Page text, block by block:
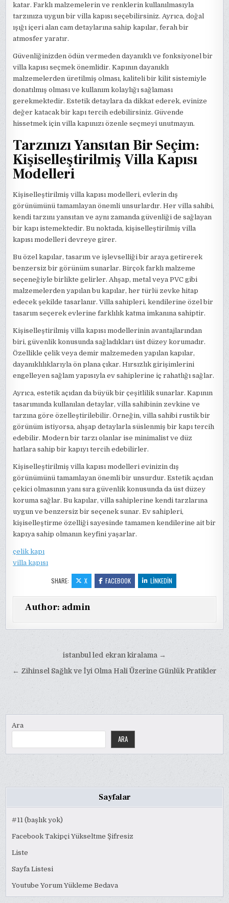
katar. Farklı malzemelerin ve renklerin kullanılmasıyla
tarzınıza uygun bir villa kapısı seçebilirsiniz. Ayrıca, doğal
ışığı içeri alan cam detaylarına sahip kapılar, ferah bir
atmosfer yaratır.
Güvenliğinizden ödün vermeden dayanıklı ve fonksiyonel bir
villa kapısı seçmek önemlidir. Kapının dayanıklı
malzemelerden üretilmiş olması, kaliteli bir kilit sistemiyle
donatılmış olması ve kullanım kolaylığı sağlaması
gerekmektedir. Estetik detaylara da dikkat ederek, evinize
değer katacak bir kapı tercih edebilirsiniz. Güvende
hissetmek için villa kapınızı özenle seçmeyi unutmayın.
Tarzınızı Yansıtan Bir Seçim:
Kişiselleştirilmiş Villa Kapısı
Modelleri
Kişiselleştirilmiş villa kapısı modelleri, evlerin dış
görünümünü tamamlayan önemli unsurlardır. Her villa sahibi,
kendi tarzını yansıtan ve aynı zamanda güvenliği de sağlayan
bir kapı istemektedir. Bu noktada, kişiselleştirilmiş villa
kapısı modelleri devreye girer.
Bu özel kapılar, tasarım ve işlevselliği bir araya getirerek
benzersiz bir görünüm sunarlar. Birçok farklı malzeme
seçeneğiyle birlikte gelirler. Ahşap, metal veya PVC gibi
malzemelerden yapılan bu kapılar, her türlü zevke hitap
edecek şekilde tasarlanır. Villa sahipleri, kendilerine özel bir
tasarım seçerek evlerine farklılık katma imkanına sahiptir.
Kişiselleştirilmiş villa kapısı modellerinin avantajlarından
biri, güvenlik konusunda sağladıkları üst düzey korumadır.
Özellikle çelik veya demir malzemeden yapılan kapılar,
dayanıklılıklarıyla ön plana çıkar. Hırsızlık girişimlerini
engelleyen sağlam yapısıyla ev sahiplerine iç rahatlığı sağlar.
Ayrıca, estetik açıdan da büyük bir çeşitlilik sunarlar. Kapının
tasarımında kullanılan detaylar, villa sahibinin zevkine ve
tarzına göre özelleştirilebilir. Örneğin, villa sahibi rustik bir
görünüm istiyorsa, ahşap detaylarla süslenmiş bir kapı tercih
edebilir. Modern bir tarzı olanlar ise minimalist ve düz
hatlara sahip bir kapıyı tercih edebilirler.
Kişiselleştirilmiş villa kapısı modelleri evinizin dış
görünümünü tamamlayan önemli bir unsurdur. Estetik açıdan
çekici olmasının yanı sıra güvenlik konusunda da üst düzey
koruma sağlar. Bu kapılar, villa sahiplerine kendi tarzlarına
uygun ve benzersiz bir seçenek sunar. Ev sahipleri,
kişiselleştirme özelliği sayesinde tamamen kendilerine ait bir
kapıya sahip olmanın keyfini yaşarlar.
çelik kapı
villa kapısı
SHARE: X FACEBOOK LINKEDIN
Author: admin
gezinmesi
istanbul led ekran kiralama →
← Zihinsel Sağlık ve İyi Olma Hali Üzerine Günlük Pratikler
Ara
ARA
Sayfalar
#11 (başlık yok)
Facebook Takipçi Yükseltme Şifresiz
Liste
Sayfa Listesi
Youtube Yorum Yükleme Bedava